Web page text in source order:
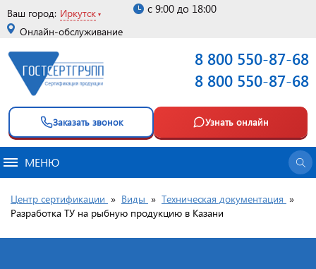
Ваш город: Иркутск
Онлайн-обслуживание
с 9:00 до 18:00
8 800 550-87-68
8 800 550-87-68
Заказать звонок Узнать онлайн
МЕНЮ
Центр сертификации » Виды » Техническая документация »
Разработка ТУ на рыбную продукцию в Казани